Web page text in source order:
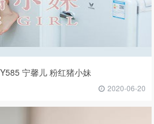
宁馨儿 粉红猪小妹
2020-06-20